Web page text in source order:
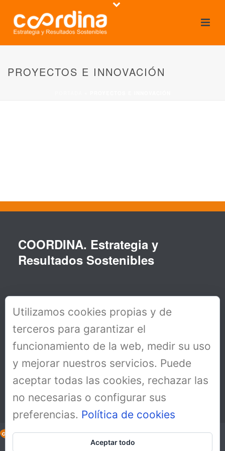
PROYECTOS E INNOVACIÓN
COORDINA. Estrategia y
Resultados Sostenibles
Utilizamos cookies propias y de
terceros para garantizar el
funcionamiento de la web, medir su uso
y mejorar nuestros servicios. Puede
aceptar todas las cookies, rechazar las
no necesarias o configurar sus
preferencias. Política de cookies
Aceptar todo